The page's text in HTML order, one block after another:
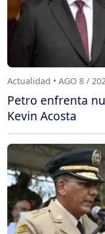
Actualidad • AGO 8 /
Petro enfrenta
Kevin Acosta